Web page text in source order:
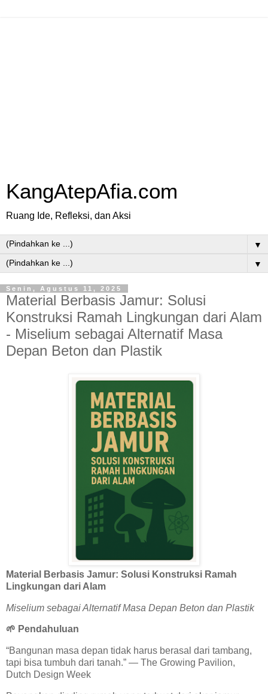
KangAtepAfia.com
Ruang Ide, Refleksi, dan Aksi
▼
▼
Senin, Agustus 11, 2025
Material Berbasis Jamur: Solusi
Konstruksi Ramah Lingkungan dari Alam
- Miselium sebagai Alternatif Masa
Depan Beton dan Plastik
Material Berbasis Jamur: Solusi Konstruksi Ramah
Lingkungan dari Alam
Miselium sebagai Alternatif Masa Depan Beton dan Plastik
🌱 Pendahuluan
“Bangunan masa depan tidak harus berasal dari tambang,
tapi bisa tumbuh dari tanah.” — The Growing Pavilion,
Dutch Design Week